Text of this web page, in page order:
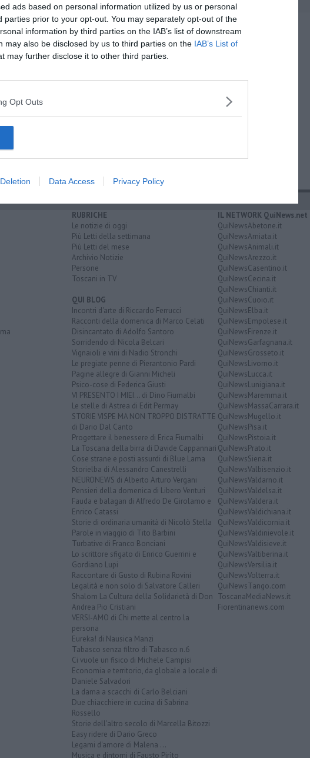
ads based on personal information utilized by us or personal
parties prior to your opt-out. You may separately opt-out of the
information by third parties on the IAB’s list of downstream
may also be disclosed by us to third parties on the IAB’s List of
may further disclose it to other third parties.
Opt Outs
Data Access Privacy Policy
di posta.
RUBRICHE
Le notizie di oggi
Più Letti della settimana
Più Letti del mese
Archivio Notizie
Persone
Toscani in TV
QUI BLOG
Incontri d'arte di Riccardo Ferrucci
Racconti della domenica di Marco Celati
Disincantato di Adolfo Santoro
Sorridendo di Nicola Belcari
Vignaioli e vini di Nadio Stronchi
Le pregiate penne di Pierantonio Pardi
Pagine allegre di Gianni Micheli
Psico-cose di Federica Giusti
VI PRESENTO I MIEI... di Dino Fiumalbi
Le stelle di Astrea di Edit Permay
STORIE VISPE MA NON TROPPO DISTRATTE
di Dario Dal Canto
Progettare il benessere di Erica Fiumalbi
La Toscana della birra di Davide Cappannari
Cose strane e posti assurdi di Blue Lama
Storielba di Alessandro Canestrelli
NEURONEWS di Alberto Arturo Vergani
Pensieri della domenica di Libero Venturi
Fauda e balagan di Alfredo De Girolamo e
Enrico Catassi
Storie di ordinaria umanità di Nicolò Stella
Parole in viaggio di Tito Barbini
Turbative di Franco Bonciani
Lo scrittore sfigato di Enrico Guerrini e
Gordiano Lupi
Raccontare di Gusto di Rubina Rovini
Legalità e non solo di Salvatore Calleri
Shalom La Cultura della Solidarietà di Don
Andrea Pio Cristiani
VERSI-AMO di Chi mette al centro la
persona
Eureka! di Nausica Manzi
Tabasco senza filtro di Tabasco n.6
Ci vuole un fisico di Michele Campisi
Economia e territorio, da globale a locale di
Daniele Salvadori
La dama a scacchi di Carlo Belciani
Due chiacchiere in cucina di Sabrina
Rossello
Storie dell'altro secolo di Marcella Bitozzi
Easy ridere di Dario Greco
Legami d'amore di Malena ...
Musica e dintorni di Fausto Pirìto
IL NETWORK QuiNews.net
QuiNewsAbetone.it
QuiNewsAmiata.it
QuiNewsAnimali.it
QuiNewsArezzo.it
QuiNewsCasentino.it
QuiNewsCecina.it
QuiNewsChianti.it
QuiNewsCuoio.it
QuiNewsElba.it
QuiNewsEmpolese.it
QuiNewsFirenze.it
QuiNewsGarfagnana.it
QuiNewsGrosseto.it
QuiNewsLivorno.it
QuiNewsLucca.it
QuiNewsLunigiana.it
QuiNewsMaremma.it
QuiNewsMassaCarrara.it
QuiNewsMugello.it
QuiNewsPisa.it
QuiNewsPistoia.it
QuiNewsPrato.it
QuiNewsSiena.it
QuiNewsValbisenzio.it
QuiNewsValdarno.it
QuiNewsValdelsa.it
QuiNewsValdera.it
QuiNewsValdichiana.it
QuiNewsValdicornia.it
QuiNewsValdinievole.it
QuiNewsValdisieve.it
QuiNewsValtiberina.it
QuiNewsVersilia.it
QuiNewsVolterra.it
QuiNewsTango.com
ToscanaMediaNews.it
Fiorentinanews.com